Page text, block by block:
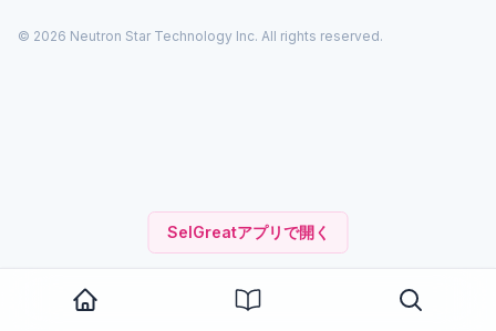
SelGreatアプリで開く
© 2026 Neutron Star Technology Inc. All rights reserved.